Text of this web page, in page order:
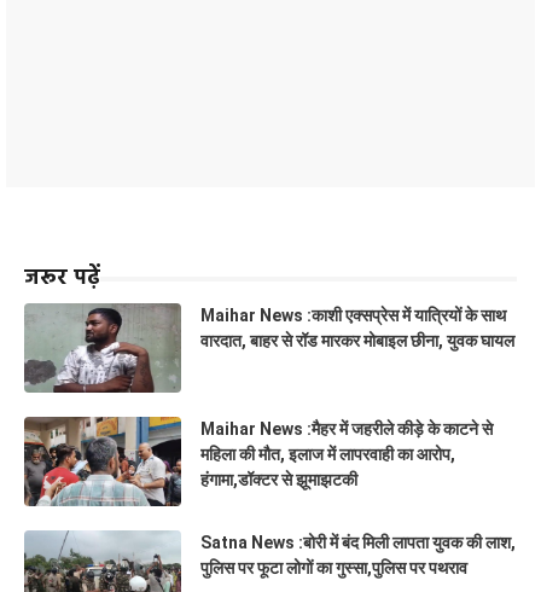
जरूर पढ़ें
Maihar News :काशी एक्सप्रेस में यात्रियों के साथ
वारदात, बाहर से रॉड मारकर मोबाइल छीना, युवक घायल
Maihar News :मैहर में जहरीले कीड़े के काटने से
महिला की मौत, इलाज में लापरवाही का आरोप,
हंगामा,डॉक्टर से झूमाझटकी
Satna News :बोरी में बंद मिली लापता युवक की लाश,
पुलिस पर फूटा लोगों का गुस्सा,पुलिस पर पथराव